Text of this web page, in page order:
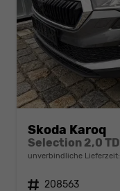
Skoda Karoq
unverbindliche Lieferzeit:
Fahrzeugnr. 208563